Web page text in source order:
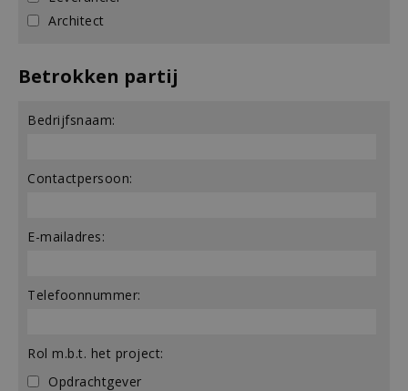
Architect
Betrokken partij
Bedrijfsnaam:
Contactpersoon:
E-mailadres:
Telefoonnummer:
Rol m.b.t. het project:
Opdrachtgever